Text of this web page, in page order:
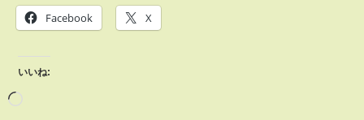
Facebook X
いいね: